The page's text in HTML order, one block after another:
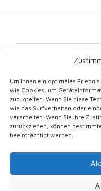
Um Ihnen ein optimales
wie Cookies, um
zuzugreifen. Wenn Sie diese
wie das Surfverhalten oder
verarbeiten. Wenn Sie Ihre
zurückziehen, können
beeinträchtigt werden.
Datenschutz
Cookie-Richtlinie (EU)
Mit Stolz unterstützt von